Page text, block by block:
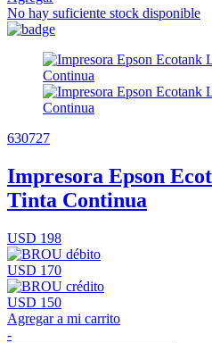
No hay suficiente stock disponible
630727
Impresora Epson
Tinta Continua
USD 198
USD 170
USD 150
Agregar a mi carrito
-